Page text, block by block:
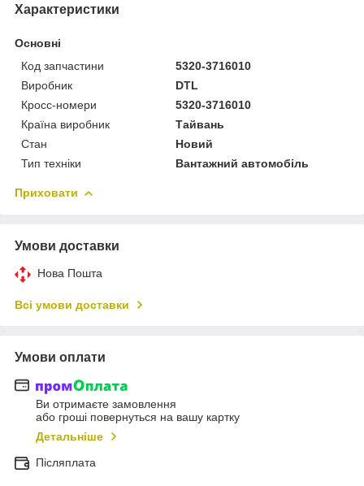
Характеристики
Основні
Код запчастини
5320-3716010
Виробник
DTL
Кросс-номери
5320-3716010
Країна виробник
Тайвань
Стан
Новий
Тип техніки
Вантажний автомобіль
Приховати
Умови доставки
Нова Пошта
Всі умови доставки
Умови оплати
Ви отримаєте замовлення
або гроші повернуться на вашу картку
Детальніше
Післяплата